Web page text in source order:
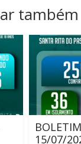
também
15/07/